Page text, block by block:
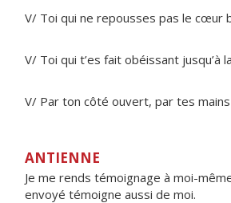
V/ Toi qui ne repousses pas le cœur
V/ Toi qui t’es fait obéissant jusqu’à
V/ Par ton côté ouvert, par tes
ANTIENNE
Je me rends témoignage à moi-
envoyé témoigne aussi de moi.